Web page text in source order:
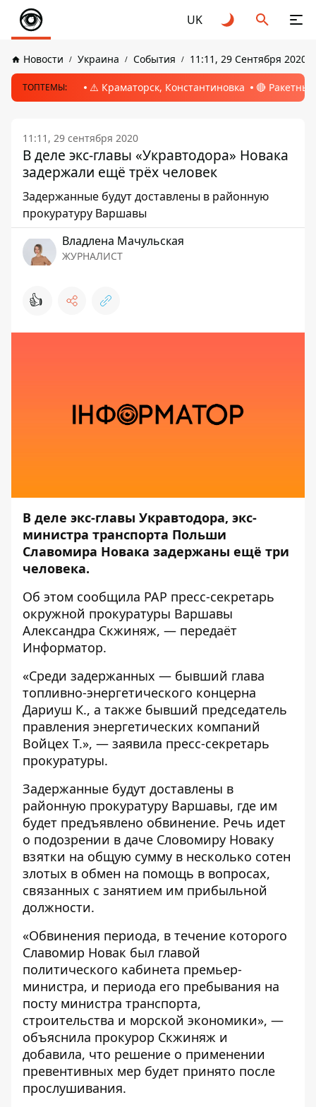
UK
Новости Украина События 11:11, 29 Сентября 2020
ТОПТЕМЫ: ⚠️ Краматорск, Константиновка 🔴
11:11, 29 сентября 2020
В деле экс-главы «Укравтодора» Новака
задержали ещё трёх человек
Задержанные будут доставлены в районную
прокуратуру Варшавы
Владлена Мачульская
ЖУРНАЛИСТ
👍
В деле экс-главы Укравтодора, экс-
министра транспорта Польши
Славомира Новака задержаны ещё три
человека.
Об этом сообщила РАР пресс-секретарь
окружной прокуратуры Варшавы
Александра Скжиняж, — передаёт
Информатор.
«Cреди задержанных — бывший глава
топливно-энергетического концерна
Дариуш К., а также бывший председатель
правления энергетических компаний
Войцех Т.», — заявила пресс-секретарь
прокуратуры.
Задержанные будут доставлены в
районную прокуратуру Варшавы, где им
будет предъявлено обвинение. Речь идет
о подозрении в даче Словомиру Новаку
взятки на общую сумму в несколько сотен
злотых в обмен на помощь в вопросах,
связанных с занятием им прибыльной
должности.
«Обвинения периода, в течение которого
Славомир Новак был главой
политического кабинета премьер-
министра, и периода его пребывания на
посту министра транспорта,
строительства и морской экономики», —
объяснила прокурор Скжиняж и
добавила, что решение о применении
превентивных мер будет принято после
прослушивания.